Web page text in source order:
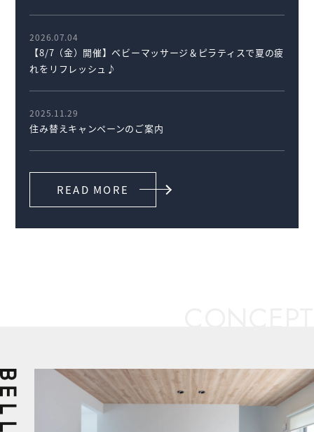
2026.07.04
【8/7（金）開催】ベビーマッサージ＆ピラティスで夏の疲
れをリフレッシュ♪
2025.11.29
住み替えキャンペーンのご案内
READ MORE